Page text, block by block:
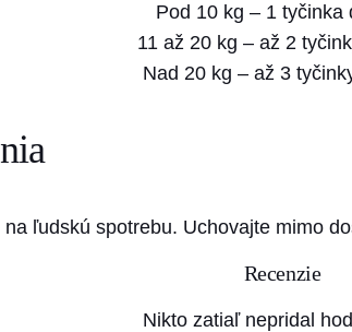
Pod 10 kg – 1 tyčinka
11 až 20 kg – až 2
Nad 20 kg – až 3
na ľudskú spotrebu. Uchovajte mimo
Recenzie
Nikto zatiaľ nepridal